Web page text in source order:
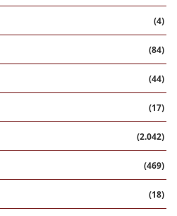
(4)
(84)
(44)
(17)
(2.042)
(469)
(18)